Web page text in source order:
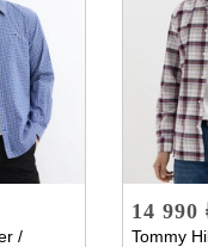
/
14 990
Tommy